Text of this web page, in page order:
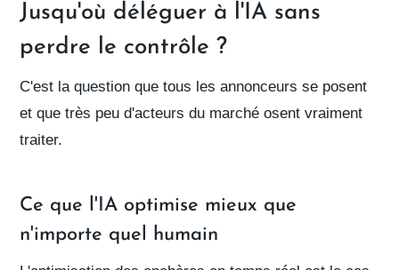
Jusqu'où déléguer à l'IA sans
perdre le contrôle ?
C'est la question que tous les annonceurs se posent
et que très peu d'acteurs du marché osent vraiment
traiter.
Ce que l'IA optimise mieux que
n'importe quel humain